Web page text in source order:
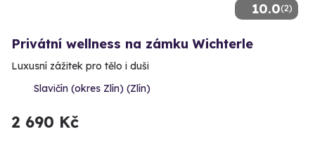
10.0(2)
Privátní wellness na zámku Wichterle
Luxusní zážitek pro tělo i duši
Slavičín (okres Zlín) (Zlín)
2 690 Kč